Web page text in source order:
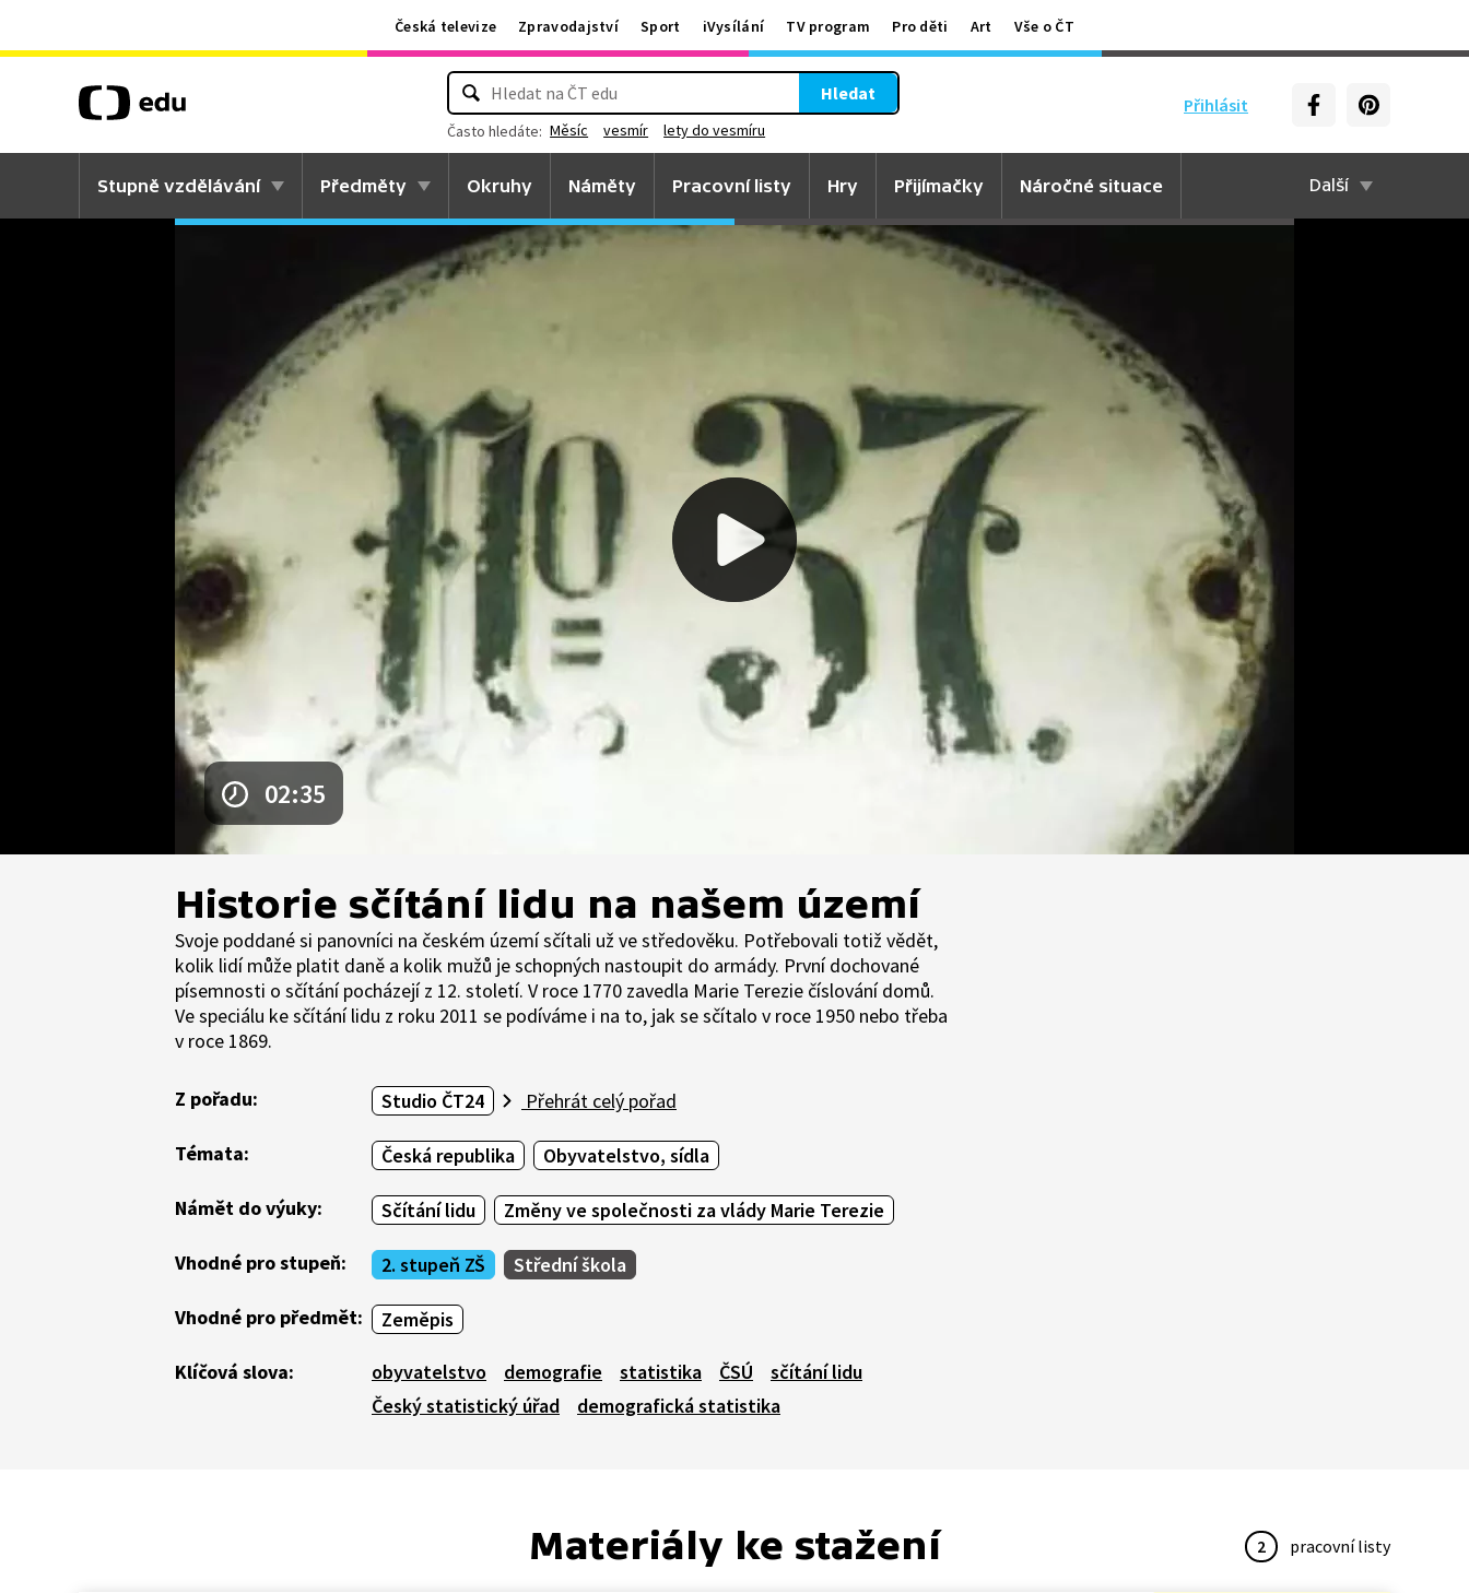
Česká televize Zpravodajství Sport iVysílání TV program Pro děti Art Vše o ČT
Přihlásit
Hledat
Často hledáte: Měsíc vesmír lety do vesmíru
Stupně vzdělávání Předměty Okruhy Náměty Pracovní listy Hry Přijímačky Náročné situace Další
02:35
Historie sčítání lidu na našem území
Svoje poddané si panovníci na českém území sčítali už ve středověku. Potřebovali totiž vědět,
kolik lidí může platit daně a kolik mužů je schopných nastoupit do armády. První dochované
písemnosti o sčítání pocházejí z 12. století. V roce 1770 zavedla Marie Terezie číslování domů.
Ve speciálu ke sčítání lidu z roku 2011 se podíváme i na to, jak se sčítalo v roce 1950 nebo třeba
v roce 1869.
Z pořadu: Studio ČT24 Přehrát celý pořad
Témata: Česká republika Obyvatelstvo, sídla
Námět do výuky: Sčítání lidu Změny ve společnosti za vlády Marie Terezie
Vhodné pro stupeň: 2. stupeň ZŠ Střední škola
Vhodné pro předmět: Zeměpis
Klíčová slova: obyvatelstvo demografie statistika ČSÚ
sčítání lidu
Český statistický úřad
demografická statistika
Materiály ke stažení 2 pracovní listy